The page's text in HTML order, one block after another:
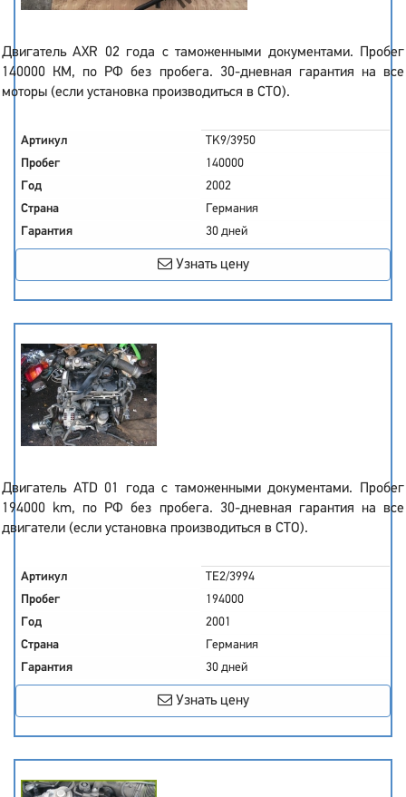
Двигатель AXR 02 года с таможенными документами. Пробег
140000 КМ, по РФ без пробега. 30-дневная гарантия на все
моторы (если установка производиться в СТО).
Артикул
TK9/3950
Пробег
140000
Год
2002
Страна
Германия
Гарантия
30 дней
Узнать цену
Двигатель ATD 01 года с таможенными документами. Пробег
194000 km, по РФ без пробега. 30-дневная гарантия на все
двигатели (если установка производиться в СТО).
Артикул
TE2/3994
Пробег
194000
Год
2001
Страна
Германия
Гарантия
30 дней
Узнать цену